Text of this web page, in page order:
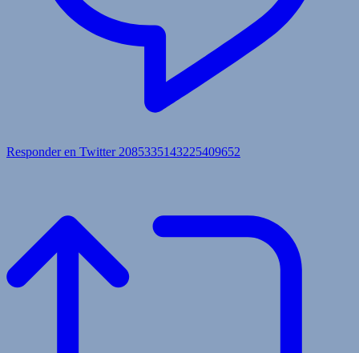
Responder en Twitter 2085335143225409652